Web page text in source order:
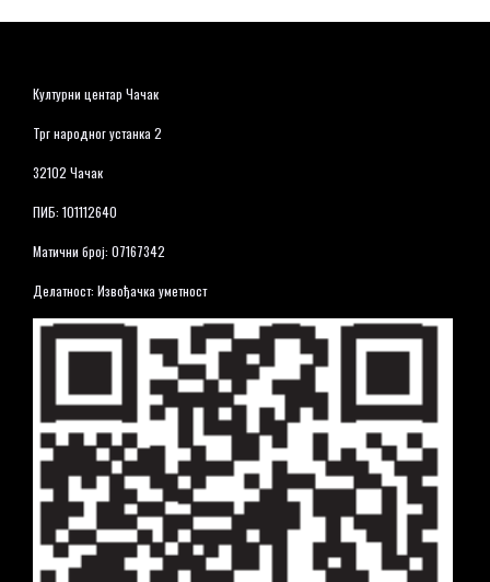
Културни центар Чачак
Трг народног устанка 2
32102 Чачак
ПИБ: 101112640
Матични број: 07167342
Делатност: Извођачка уметност